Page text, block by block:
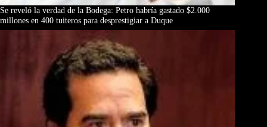
Se reveló la verdad de la Bodega: Petro habría gastado $2.000
millones en 400 tuiteros para desprestigiar a Duque